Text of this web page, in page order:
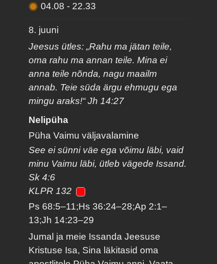
04.08- 22.33
8. juuni
Jeesus ütles: „Rahu ma jätan teile,
oma rahu ma annan teile. Mina ei
anna teile nõnda, nagu maailm
annab. Teie süda ärgu ehmugu ega
mingu araks!“ Jh 14:27
Nelipüha
Püha Vaimu väljavalamine
See ei sünni väe ega võimu läbi, vaid
minu Vaimu läbi, ütleb vägede Issand.
Sk 4:6
KLPR 132
Ps 68:5–11;Hs 36:24–28;Ap 2:1–
13;Jh 14:23–29
Jumal ja meie Issanda Jeesuse
Kristuse Isa, Sina läkitasid oma